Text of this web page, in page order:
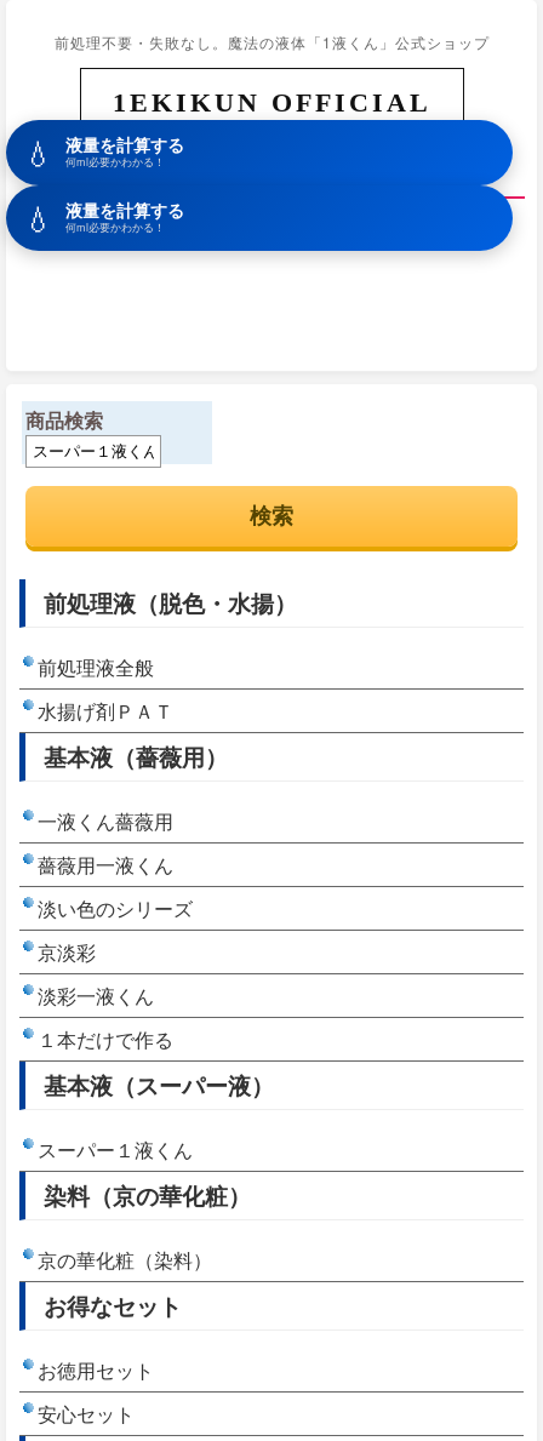
前処理不要・失敗なし。魔法の液体「1液くん」公式ショップ
1EKIKUN OFFICIAL
ホーム
💧 液量を計算する
何ml必要かわかる！
💧 液量を計算する
何ml必要かわかる！
商品検索
前処理液（脱色・水揚）
前処理液全般
水揚げ剤ＰＡＴ
基本液（薔薇用）
一液くん薔薇用
薔薇用一液くん
淡い色のシリーズ
京淡彩
淡彩一液くん
１本だけで作る
基本液（スーパー液）
スーパー１液くん
染料（京の華化粧）
京の華化粧（染料）
お得なセット
お徳用セット
安心セット